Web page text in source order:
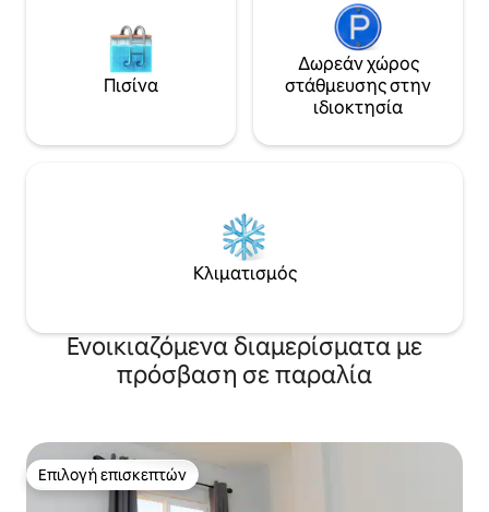
Πισίνα
Δωρεάν χώρος
στάθμευσης στην
ιδιοκτησία
Κλιματισμός
Ενοικιαζόμενα διαμερίσματα με
πρόσβαση σε παραλία
Επιλογή επισκεπτών
Επιλογή επισκεπτών